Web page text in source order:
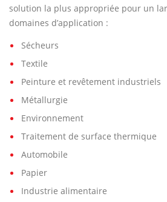
solution la plus appropriée pour un
domaines d’application :
Sécheurs
Textile
Peinture et revêtement industriels
Métallurgie
Environnement
Traitement de surface thermique
Automobile
Papier
Industrie alimentaire